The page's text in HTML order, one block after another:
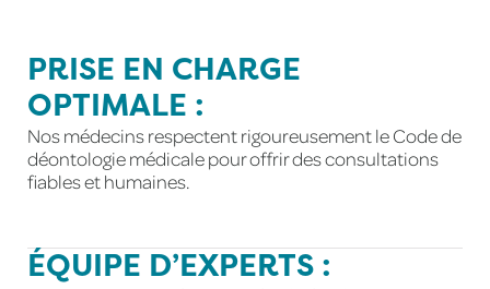
PRISE EN CHARGE
OPTIMALE :
Nos médecins respectent rigoureusement le Code de
déontologie médicale pour offrir des consultations
fiables et humaines.
ÉQUIPE D’EXPERTS :